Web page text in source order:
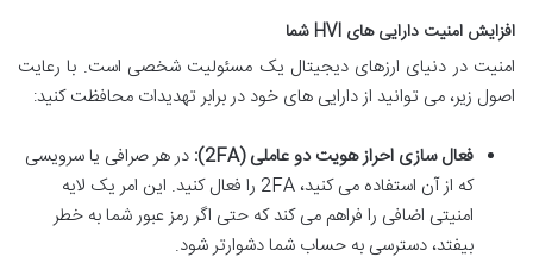
افزایش امنیت دارایی های HVI شما
امنیت در دنیای ارزهای دیجیتال یک مسئولیت شخصی است. با رعایت
اصول زیر، می توانید از دارایی های خود در برابر تهدیدات محافظت کنید:
فعال سازی احراز هویت دو عاملی (2FA):
در هر صرافی یا سرویسی
که از آن استفاده می کنید، 2FA را فعال کنید. این امر یک لایه
امنیتی اضافی را فراهم می کند که حتی اگر رمز عبور شما به خطر
بیفتد، دسترسی به حساب شما دشوارتر شود.